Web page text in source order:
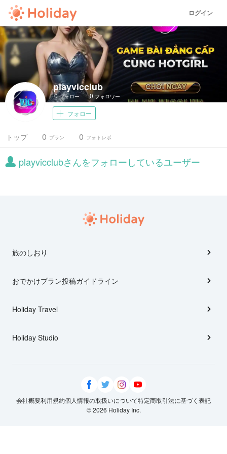
ログイン
playvicclub
0フォロー 0 フォロワー
フォロー
トップ プラン
0 フォトレポ
0
playvicclubさんをフォローしているユーザー
旅のしおり
おでかけプラン投稿ガイドライン
Holiday Travel
Holiday Studio
会社概要利用規約個人情報の取扱いについて特定商取引法に基づく表記
© 2026 Holiday Inc.